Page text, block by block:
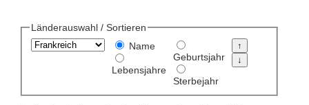
Länderauswahl / Sortieren
Name
Lebensjahre
Geburtsjahr
Sterbejahr